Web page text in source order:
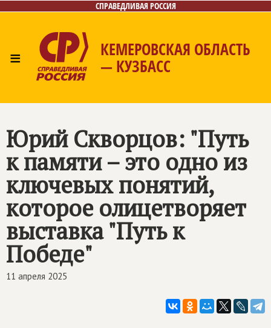
СПРАВЕДЛИВАЯ РОССИЯ
≡ КЕМЕРОВСКАЯ ОБЛАСТЬ
— КУЗБАСС
Фото/Видео Контакты
Юрий Скворцов: "Путь
к памяти – это одно из
ключевых понятий,
которое олицетворяет
выставка "Путь к
Победе"
11 апреля 2025